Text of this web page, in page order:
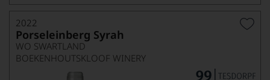
2022
Porseleinberg Syrah
WO SWARTLAND
BOEKENHOUTSKLOOF WINERY